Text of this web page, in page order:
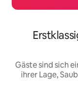
Gäste sind sich
ihrer Lage,